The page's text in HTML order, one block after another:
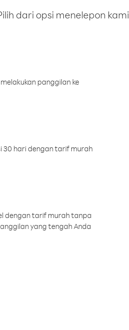
dari opsi menelepon kami
panggilan ke
30 hari dengan tarif murah
dengan tarif murah tanpa
yang tengah Anda